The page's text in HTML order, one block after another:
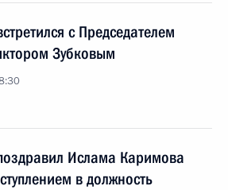
с Председателем
Зубковым
Ислама Каримова
в должность